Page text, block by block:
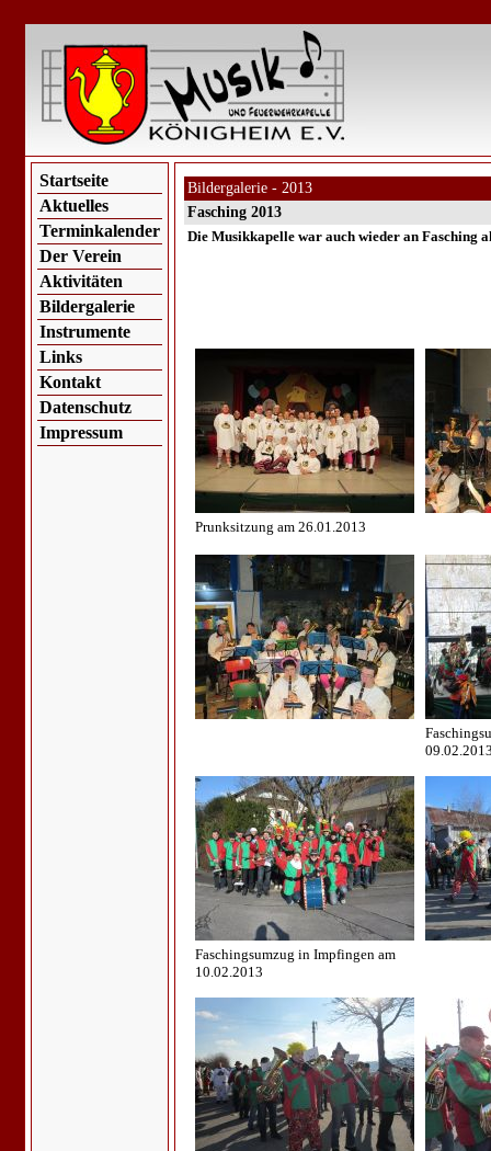
Startseite
Aktuelles
Terminkalender
Der Verein
Aktivitäten
Bildergalerie
Instrumente
Links
Kontakt
Datenschutz
Impressum
Bildergalerie - 2013
Fasching 2013
Die Musikkapelle war auch wieder an Fasching
Prunksitzung am 26.01.2013
Faschingsumzug in Impfingen am
10.02.2013